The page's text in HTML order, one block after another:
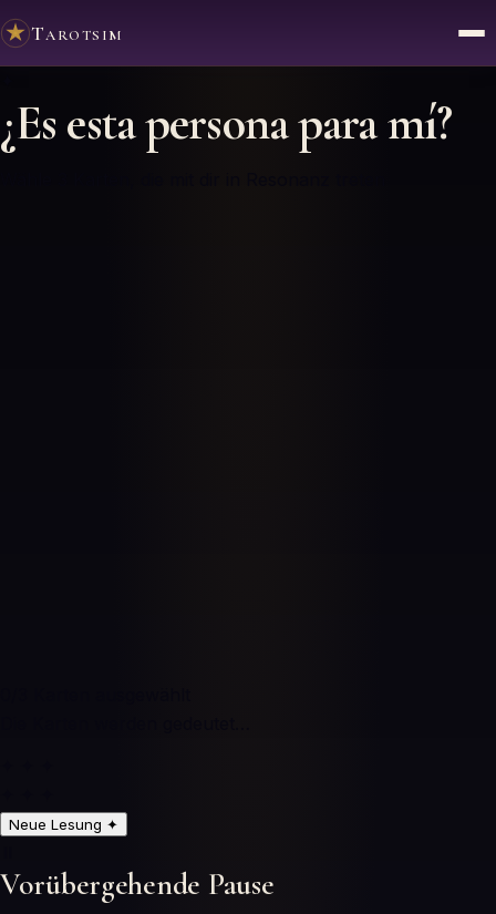
Tarotsim
¿Es esta persona para mí?
Neue Lesung ✦
Vorübergehende Pause